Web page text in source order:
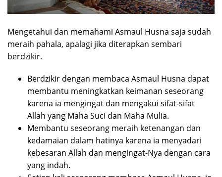
Mengetahui dan memahami Asmaul Husna saja sudah
meraih pahala, apalagi jika diterapkan sembari
berdzikir.
Berdzikir dengan membaca Asmaul Husna dapat
membantu meningkatkan keimanan seseorang
karena ia mengingat dan mengakui sifat-sifat
Allah yang Maha Suci dan Maha Mulia.
Membantu seseorang meraih ketenangan dan
kedamaian dalam hatinya karena ia menyadari
kebesaran Allah dan mengingat-Nya dengan cara
yang indah.